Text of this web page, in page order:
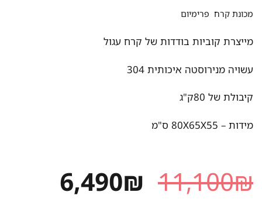
מכונת קרח פרימיום
מייצרת קוביות בודדות של קרח עגול
עשויה מנירוסטה איכותית 304
קיבולת של 80ק"ג
מידות – 80X65X55 ס"מ
11,100₪ המחיר
6,490₪ המחיר